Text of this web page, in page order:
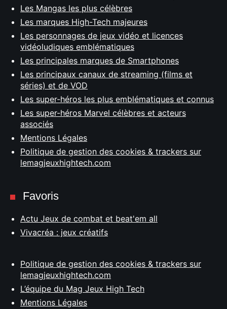
Les Mangas les plus célèbres
Les marques High-Tech majeures
Les personnages de jeux vidéo et licences
vidéoludiques emblématiques
Les principales marques de Smartphones
Les principaux canaux de streaming (films et
séries) et de VOD
Les super-héros les plus emblématiques et connus
Les super-héros Marvel célèbres et acteurs
associés
Mentions Légales
Politique de gestion des cookies & trackers sur
lemagjeuxhightech.com
Favoris
Actu Jeux de combat et beat'em all
Vivacréa : jeux créatifs
Politique de gestion des cookies & trackers sur
lemagjeuxhightech.com
L’équipe du Mag Jeux High Tech
Mentions Légales